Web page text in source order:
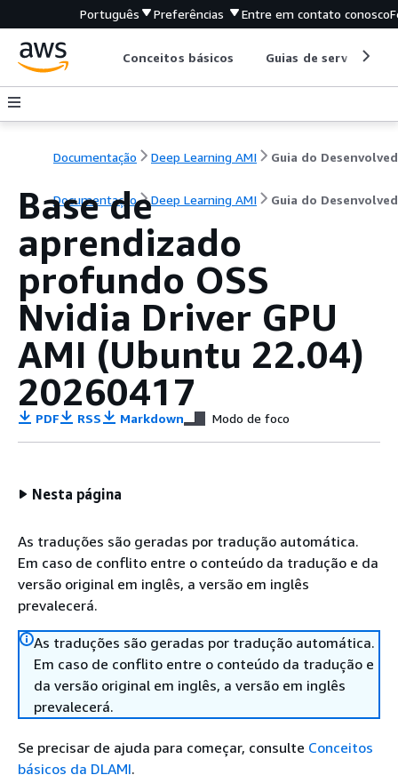
Português Preferências Entre em contato conosco
Conceitos básicos Guias de serviço
Documentação Deep Learning AMI Guia do
Documentação Deep Learning AMI Guia do
Base de
aprendizado
profundo OSS
Nvidia Driver GPU
AMI (Ubuntu 22.04)
20260417
PDF RSS Markdown Modo de foco
Nesta página
As traduções são geradas por tradução automática.
Em caso de conflito entre o conteúdo da tradução e da
versão original em inglês, a versão em inglês
prevalecerá.
As traduções são geradas por tradução automática.
Em caso de conflito entre o conteúdo da tradução e
da versão original em inglês, a versão em inglês
prevalecerá.
Se precisar de ajuda para começar, consulte Conceitos
básicos da DLAMI.